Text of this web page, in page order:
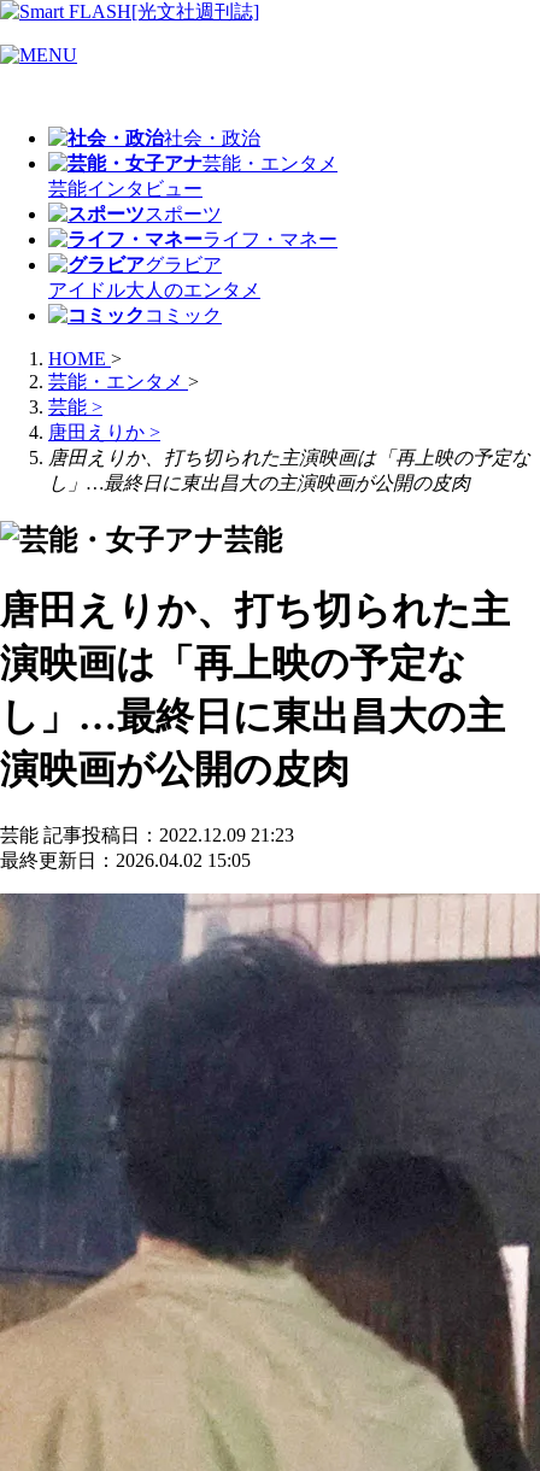
社会・政治
芸能・エンタメ
芸能インタビュー
スポーツ
ライフ・マネー
グラビア
アイドル大人のエンタメ
コミック
HOME >
芸能・エンタメ >
芸能 >
唐田えりか >
唐田えりか、打ち切られた主演映画は「再上映の予定な
し」…最終日に東出昌大の主演映画が公開の皮肉
芸能
唐田えりか、打ち切られた主
演映画は「再上映の予定な
し」…最終日に東出昌大の主
演映画が公開の皮肉
芸能 記事投稿日：2022.12.09 21:23
最終更新日：2026.04.02 15:05